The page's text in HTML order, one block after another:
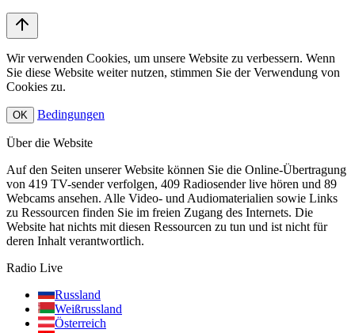
Wir verwenden Cookies, um unsere Website zu verbessern. Wenn
Sie diese Website weiter nutzen, stimmen Sie der Verwendung von
Cookies zu.
OK Bedingungen
Über die Website
Auf den Seiten unserer Website können Sie die Online-Übertragung
von 419 TV-sender verfolgen, 409 Radiosender live hören und 89
Webcams ansehen. Alle Video- und Audiomaterialien sowie Links
zu Ressourcen finden Sie im freien Zugang des Internets. Die
Website hat nichts mit diesen Ressourcen zu tun und ist nicht für
deren Inhalt verantwortlich.
Radio Live
Russland
Weißrussland
Österreich